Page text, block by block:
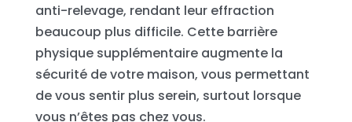
anti-relevage, rendant leur effraction
beaucoup plus difficile. Cette barrière
physique supplémentaire augmente la
sécurité de votre maison, vous permettant
de vous sentir plus serein, surtout lorsque
vous n’êtes pas chez vous.